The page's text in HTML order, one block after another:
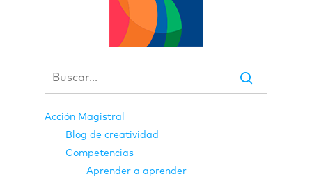
Acción Magistral
Blog de creatividad
Competencias
Aprender a aprender